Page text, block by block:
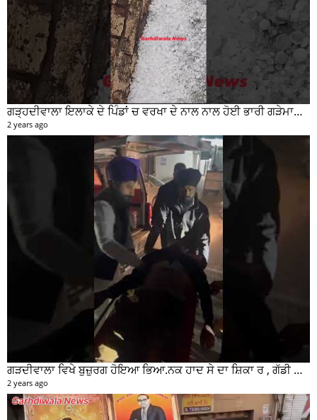
ਗੜ੍ਹਦੀਵਾਲਾ ਇਲਾਕੇ ਦੇ ਪਿੰਡਾਂ ਚ ਵਰਖਾ ਦੇ ਨਾਲ ਨਾਲ ਹੋਈ ਭਾਰੀ ਗੜੇਮਾਰੀ ਦੀਆਂ ਦੇਖੋ ਤਸਵੀਰਾਂ #garhdiwala #snow
2 years ago
ਗੜਦੀਵਾਲਾ ਵਿਖੇ ਬੁਜ਼ੁਰਗ ਹੋਇਆ ਭਿਆ.ਨਕ ਹਾਦ ਸੇ ਦਾ ਸ਼ਿਕਾ ਰ , ਗੱਡੀ ਸਵਾਰ ਮੌਕੇ ਤੋ ਫਰਾਰ
2 years ago